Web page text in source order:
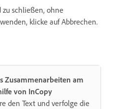
schließen, ohne
klicke auf Abbrechen.
Zusammenarbeiten am
von InCopy
den Text und verfolge die